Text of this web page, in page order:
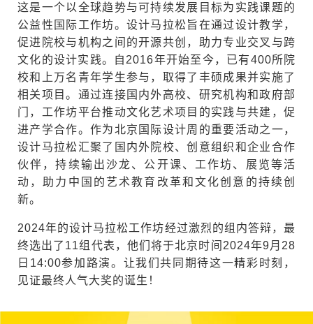
这是一个以全球趋势与可持续发展目标为实践课题的
公益性国际工作坊。设计马拉松旨在通过设计教学，
促进院校与机构之间的开源共创，助力专业交叉与跨
文化的设计实践。自2016年开始至今，已有400所院
校和上万名青年学生参与，取得了丰硕成果并实施了
相关项目。通过连接国内外高校、研究机构和政府部
门，工作坊平台推动文化艺术项目的实践与共建，促
进产学合作。作为北京国际设计周的重要活动之一，
设计马拉松汇聚了国内外院校、创意组织和企业合作
伙伴，持续输出沙龙、公开课、工作坊、展览等活
动，助力中国的艺术教育改革和文化创意的持续创
新。
2024年的设计马拉松工作坊经过激烈的组内答辩，最
终选出了11组代表，他们将于北京时间2024年9月28
日14:00参加路演。让我们共同期待这一精彩时刻，
见证最终人气大奖的诞生！